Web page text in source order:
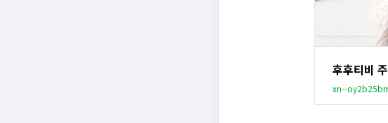
후후티비
xn--